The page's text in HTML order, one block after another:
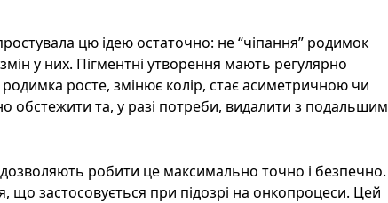
цю ідею остаточно: не “чіпання” родимок
у них. Пігментні утворення мають регулярно
росте, змінює колір, стає асиметричною чи
обстежити та, у разі потреби, видалити з подальшим
дозволяють робити це максимально точно і безпечно.
що застосовується при підозрі на онкопроцеси. Цей